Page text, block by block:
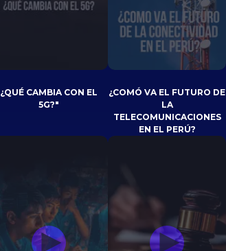
¿QUÉ CAMBIA CON EL
5G?"
¿COMÓ VA EL FUTURO DE
LA
TELECOMUNICACIONES
EN EL PERÚ?